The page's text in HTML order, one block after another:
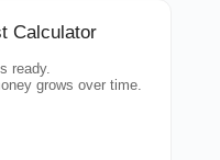
Calculator
ready.
grows over time.